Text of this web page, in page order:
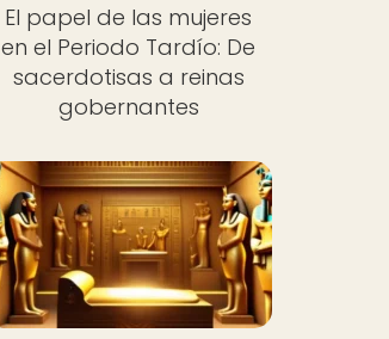
El papel de las mujeres
en el Periodo Tardío: De
sacerdotisas a reinas
gobernantes